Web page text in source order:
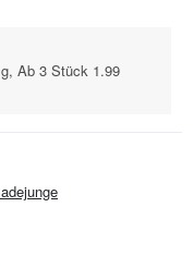
Ab 3 Stück 1.99